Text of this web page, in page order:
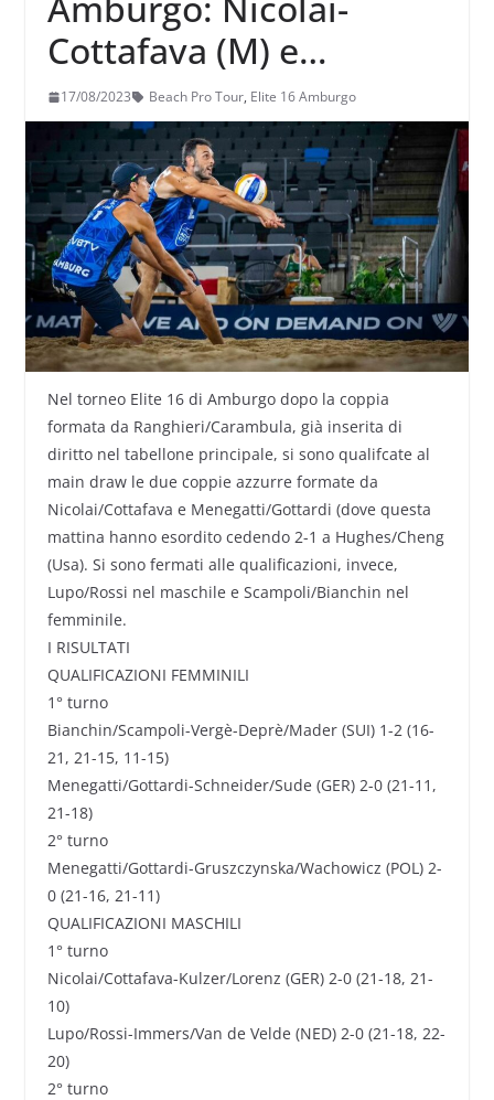
Cottafava (M) e
Menegatti-Gottardi (F)
qualificate per il main
drav
17/08/2023 Beach Pro Tour, Elite 16 Amburgo
Nel torneo Elite 16 di Amburgo dopo la coppia
formata da Ranghieri/Carambula, già inserita di
diritto nel tabellone principale, si sono qualifcate al
main draw le due coppie azzurre formate da
Nicolai/Cottafava e Menegatti/Gottardi (dove questa
mattina hanno esordito cedendo 2-1 a Hughes/Cheng
(Usa). Si sono fermati alle qualificazioni, invece,
Lupo/Rossi nel maschile e Scampoli/Bianchin nel
femminile.
I RISULTATI
QUALIFICAZIONI FEMMINILI
1° turno
Bianchin/Scampoli-Vergè-Deprè/Mader (SUI) 1-2 (16-
21, 21-15, 11-15)
Menegatti/Gottardi-Schneider/Sude (GER) 2-0 (21-11,
21-18)
2° turno
Menegatti/Gottardi-Gruszczynska/Wachowicz (POL) 2-
0 (21-16, 21-11)
QUALIFICAZIONI MASCHILI
1° turno
Nicolai/Cottafava-Kulzer/Lorenz (GER) 2-0 (21-18, 21-
10)
Lupo/Rossi-Immers/Van de Velde (NED) 2-0 (21-18, 22-
20)
2° turno